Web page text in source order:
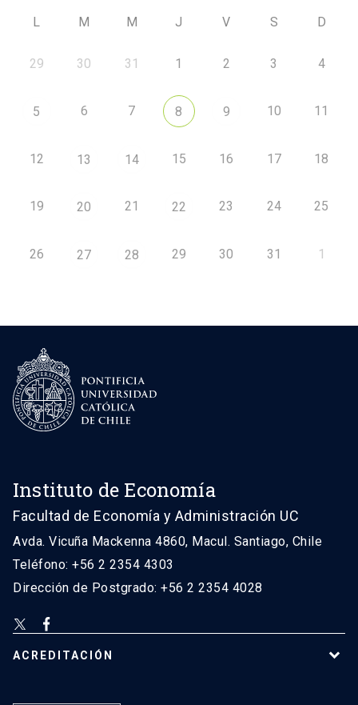
L M M J V S D
29 30 31 1 2 3 4
5 6 7 8 9 10 11
12 13 14 15 16 17 18
19 20 21 22 23 24 25
26 27 28 29 30 31 1
Instituto de Economía
Facultad de Economía y Administración UC
Avda. Vicuña Mackenna 4860, Macul. Santiago, Chile
Teléfono: +56 2 2354 4303
Dirección de Postgrado: +56 2 2354 4028
ACREDITACIÓN